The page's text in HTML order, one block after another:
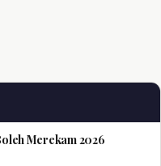
Merekam 2026